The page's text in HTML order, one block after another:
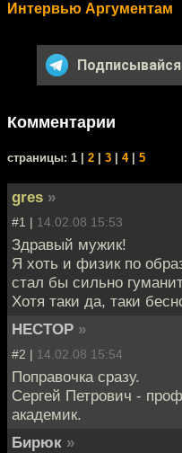
Интервью Аргументам
Комментарии
cтраницы: 1 | 2 3 4| 5
gres »
#1 | 14.02.08 15:53
Здравый мужик!
Я хоть и физик по
стал бы сильно
Хотя таки да, таки
HECTOP »
#2 | 14.02.08 15:54
Поправочка сразу.
Сергей Петрович -
академик.
Бирюк »